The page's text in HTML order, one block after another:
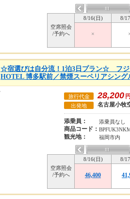
空席照会
/予約へ
8/16(日) 8/
×
☆宿選びは自分流！1泊3日プラン☆ フ
HOTEL 博多駅前／禁煙スーペリアシン
旅行代金 28,200
出発地 名古屋小牧
添乗員： 添乗員なし
商品コード：
観光地： 福岡市内
空席照会
/予約へ
8/16(日) 8/
46,400